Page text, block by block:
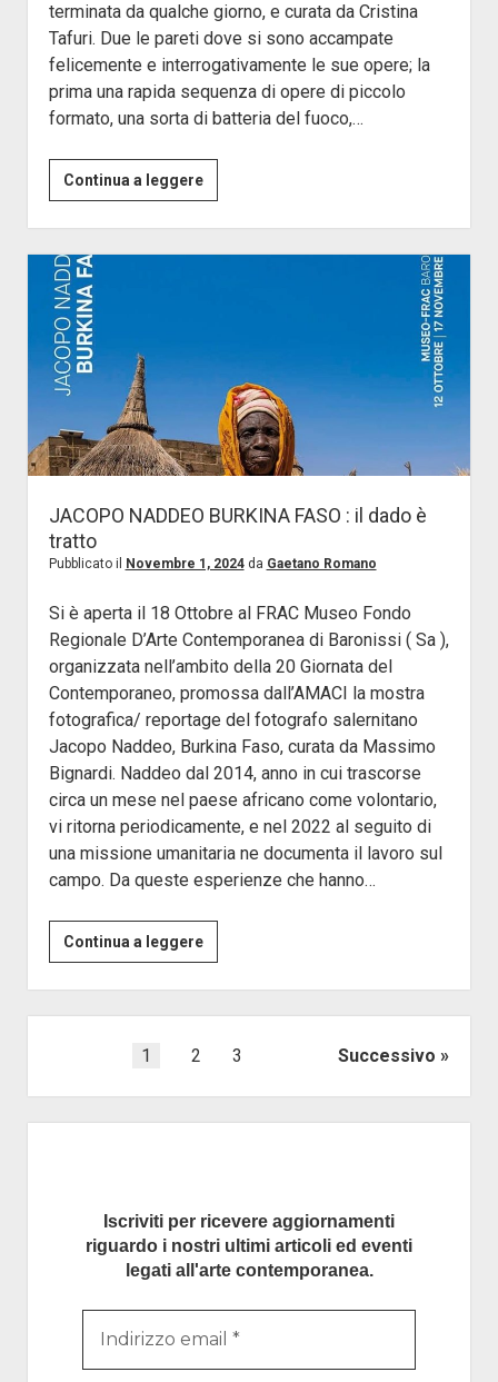
terminata da qualche giorno, e curata da Cristina
Tafuri. Due le pareti dove si sono accampate
felicemente e interrogativamente le sue opere; la
prima una rapida sequenza di opere di piccolo
formato, una sorta di batteria del fuoco,…
Continua a leggereIlia
Tufano
Fuoco
All’Orizzonte
JACOPO NADDEO BURKINA FASO : il dado è
tratto
Pubblicato il Novembre 1, 2024da Gaetano Romano
Si è aperta il 18 Ottobre al FRAC Museo Fondo
Regionale D’Arte Contemporanea di Baronissi ( Sa ),
organizzata nell’ambito della 20 Giornata del
Contemporaneo, promossa dall’AMACI la mostra
fotografica/ reportage del fotografo salernitano
Jacopo Naddeo, Burkina Faso, curata da Massimo
Bignardi. Naddeo dal 2014, anno in cui trascorse
circa un mese nel paese africano come volontario,
vi ritorna periodicamente, e nel 2022 al seguito di
una missione umanitaria ne documenta il lavoro sul
campo. Da queste esperienze che hanno…
Continua a leggereJACOPO
NADDEO
BURKINA
FASO
dado
è
Paginazione1 2 3 Successivo
Iscriviti per ricevere aggiornamenti
riguardo i nostri ultimi articoli ed eventi
legati all'arte contemporanea.